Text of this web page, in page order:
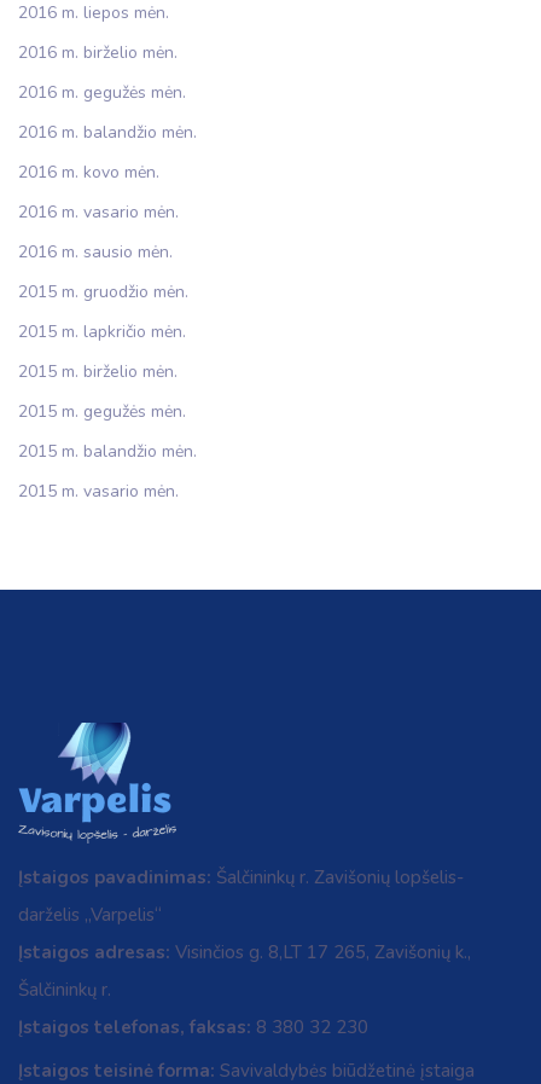
2016 m. liepos mėn.
2016 m. birželio mėn.
2016 m. gegužės mėn.
2016 m. balandžio mėn.
2016 m. kovo mėn.
2016 m. vasario mėn.
2016 m. sausio mėn.
2015 m. gruodžio mėn.
2015 m. lapkričio mėn.
2015 m. birželio mėn.
2015 m. gegužės mėn.
2015 m. balandžio mėn.
2015 m. vasario mėn.
Įstaigos pavadinimas: Šalčininkų r. Zavišonių lopšelis-
darželis „Varpelis“
Įstaigos adresas: Visinčios g. 8,LT 17 265, Zavišonių k.,
Šalčininkų r.
Įstaigos telefonas, faksas: 8 380 32 230
Įstaigos teisinė forma: Savivaldybės biūdžetinė įstaiga